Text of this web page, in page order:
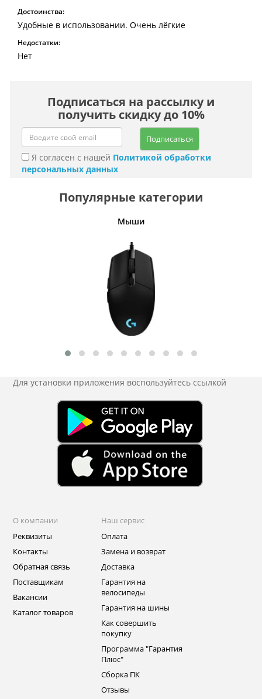
Достоинства:
Удобные в использовании. Очень лёгкие
Недостатки:
Нет
Подписаться на рассылку и
получить скидку до 10%
Подписаться
Я согласен с нашей Политикой обработки
персональных данных
Популярные категории
Мыши
Для установки приложения воспользуйтесь ссылкой
О компании
Реквизиты
Контакты
Обратная связь
Поставщикам
Вакансии
Каталог товаров
Наш сервис
Оплата
Замена и возврат
Доставка
Гарантия на
велосипеды
Гарантия на шины
Как совершить
покупку
Программа "Гарантия
Плюс"
Сборка ПК
Отзывы